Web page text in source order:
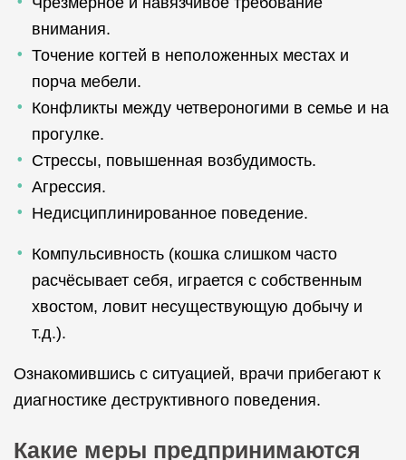
внимания.
Точение когтей в неположенных местах и
порча мебели.
Конфликты между четвероногими в семье и на
прогулке.
Стрессы, повышенная возбудимость.
Агрессия.
Недисциплинированное поведение.
Компульсивность (кошка слишком часто
расчёсывает себя, играется с собственным
хвостом, ловит несуществующую добычу и
т.д.).
Ознакомившись с ситуацией, врачи прибегают к
диагностике деструктивного поведения.
Какие меры предпринимаются